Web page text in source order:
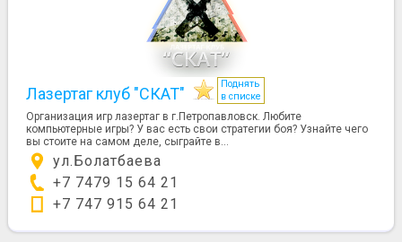
Лазертаг клуб "СКАТ"
Поднять
в списке
Организация игр лазертаг в г.Петропавловск. Любите
компьютерные игры? У вас есть свои стратегии боя? Узнайте чего
вы стоите на самом деле, сыграйте в...
ул.Болатбаева
+7 7479 15 64 21
+7 747 915 64 21